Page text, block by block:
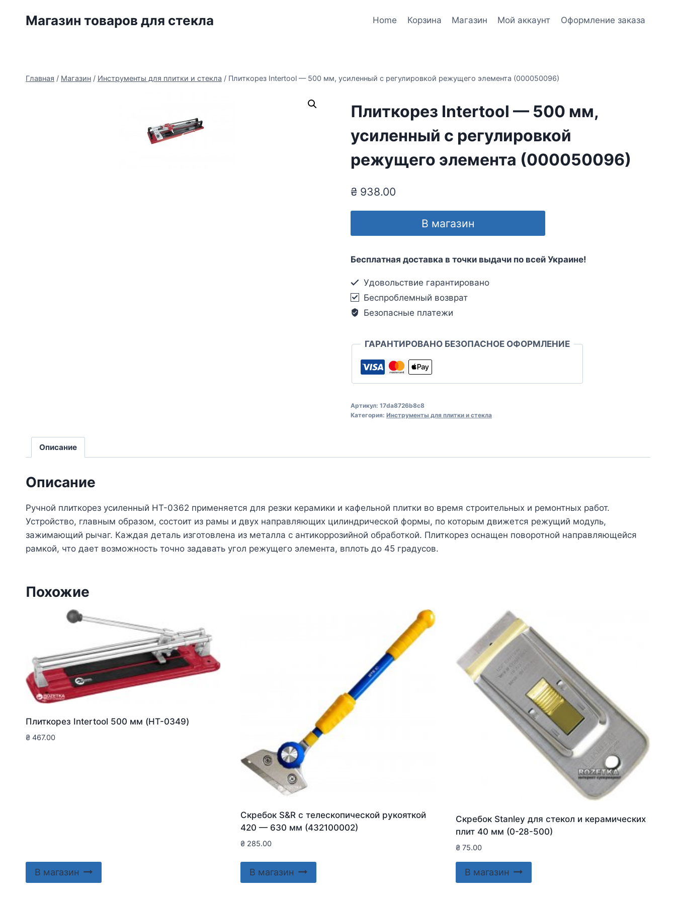
Магазин товаров для стекла Home Корзина Магазин Мой аккаунт Оформление заказа
Главная / Магазин / Инструменты для плитки и стекла / Плиткорез Intertool — 500 мм, усиленный с регулировкой режущего элемента (000050096)
Плиткорез Intertool — 500 мм,
усиленный с регулировкой
режущего элемента (000050096)
₴938.00
В магазин
Бесплатная доставка в точки выдачи по всей Украине!
Удовольствие гарантировано
Беспроблемный возврат
Безопасные платежи
ГАРАНТИРОВАНО БЕЗОПАСНОЕ ОФОРМЛЕНИЕ
Артикул: 17da8726b8c8
Категория: Инструменты для плитки и стекла
Описание
Описание
Ручной плиткорез усиленный HT-0362 применяется для резки керамики и кафельной плитки во время строительных и ремонтных работ.
Устройство, главным образом, состоит из рамы и двух направляющих цилиндрической формы, по которым движется режущий модуль,
зажимающий рычаг. Каждая деталь изготовлена из металла с антикоррозийной обработкой. Плиткорез оснащен поворотной направляющейся
рамкой, что дает возможность точно задавать угол режущего элемента, вплоть до 45 градусов.
Похожие
Плиткорез Intertool 500 мм (HT-0349)
₴ 467.00
В магазин
Скребок S&R с телескопической рукояткой
420 — 630 мм (432100002)
₴ 285.00
В магазин
Скребок Stanley для стекол и керамических
плит 40 мм (0-28-500)
₴75.00
В магазин